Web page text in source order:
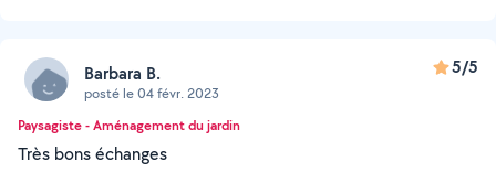
Barbara B.
posté le 04 févr. 2023
5/5
Paysagiste - Aménagement du jardin
Très bons échanges